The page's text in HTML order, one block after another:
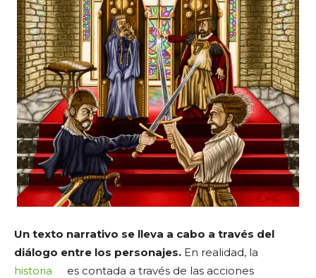
Un texto narrativo se lleva a cabo a través del
diálogo entre los personajes. En realidad, la
historia
es contada a través de las acciones